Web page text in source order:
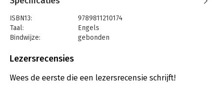
ISBN13:
9789811210174
Taal:
Engels
Bindwijze:
gebonden
Verschijningsdatum:
Hoofdrubriek: Mens en maatschappij
Lezersrecensies
Wees de eerste die een lezersrecensie schrijft!